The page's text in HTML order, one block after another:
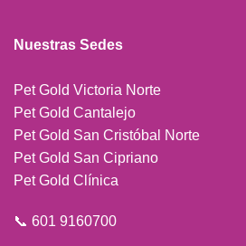
Nuestras Sedes
Pet Gold Victoria Norte
Pet Gold Cantalejo
Pet Gold San Cristóbal Norte
Pet Gold San Cipriano
Pet Gold Clínica
📞 601 9160700